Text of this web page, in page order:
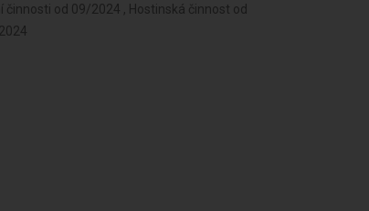
od 09/2024 , Hostinská činnost od